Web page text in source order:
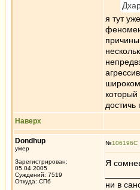
я тут
достичь
Наверх
Dondhup
умер
Зарегистрирован:
05.04.2005
Суждений: 7519
Откуда: СПб
№106196
Я
ни в